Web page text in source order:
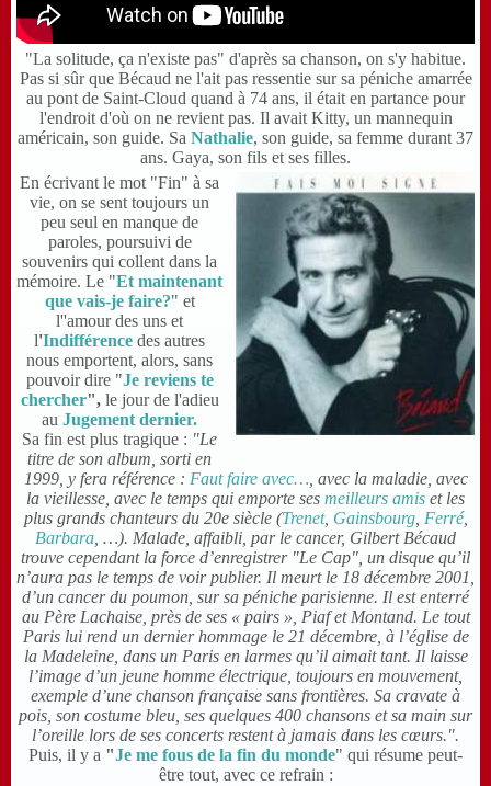
"La solitude, ça n'existe pas" d'après sa chanson, on s'y habitue.
Pas si sûr que Bécaud ne l'ait pas ressentie sur sa péniche amarrée
au pont de Saint-Cloud quand à 74 ans, il était en partance pour
l'endroit d'où on ne revient pas. Il avait Kitty, un mannequin
américain, son guide. Sa Nathalie, son guide, sa femme durant 37
ans. Gaya, son fils et ses filles.
En écrivant le mot "Fin" à sa
vie, on se sent toujours un
peu seul en manque de
paroles, poursuivi de
souvenirs qui collent dans la
mémoire. Le "Et maintenant
que vais-je faire?" et
l''amour des uns et
l'Indifférence des autres
nous emportent, alors, sans
pouvoir dire "Je reviens te
chercher", le jour de l'adieu
au Jugement dernier.
Sa fin est plus tragique : "Le
titre de son album, sorti en
1999, y fera référence : Faut faire avec… , avec la maladie, avec
la vieillesse, avec le temps qui emporte ses meilleurs amis et les
plus grands chanteurs du 20e siècle (Trenet, Gainsbourg, Ferré,
Barbara , …). Malade, affaibli, par le cancer, Gilbert Bécaud
trouve cependant la force d’enregistrer "Le Cap", un disque qu’il
n’aura pas le temps de voir publier. Il meurt le 18 décembre 2001,
d’un cancer du poumon, sur sa péniche parisienne. Il est enterré
au Père Lachaise, près de ses « pairs », Piaf et Montand. Le tout
Paris lui rend un dernier hommage le 21 décembre, à l’église de
la Madeleine, dans un Paris en larmes qu’il aimait tant. Il laisse
l’image d’un jeune homme électrique, toujours en mouvement,
exemple d’une chanson française sans frontières. Sa cravate à
pois, son costume bleu, ses quelques 400 chansons et sa main sur
l’oreille lors de ses concerts restent à jamais dans les cœurs.".
Puis, il y a "Je me fous de la fin du monde" qui résume peut-
être tout, avec ce refrain :